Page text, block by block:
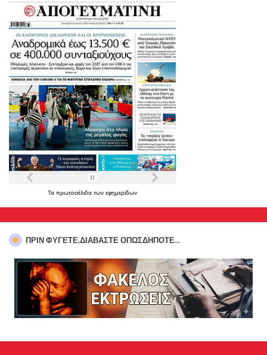
Τα πρωτοσέλιδα των εφημερίδων
ΠΡΊΝ ΦΎΓΕΤΕ,ΔΙΑΒΆΣΤΕ ΟΠΩΣΔΉΠΟΤΕ...